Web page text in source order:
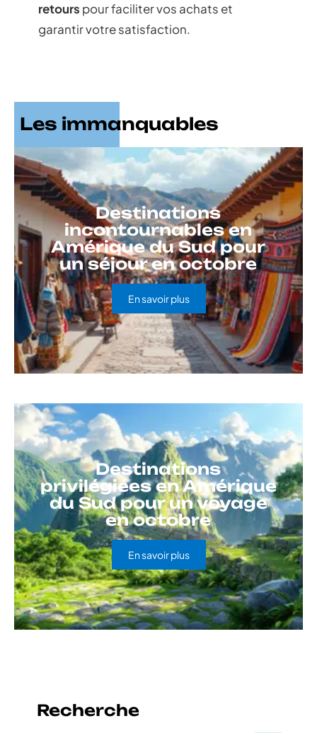
retours pour faciliter vos achats et
garantir votre satisfaction.
Les immanquables
Destinations
incontournables en
Amérique du Sud pour
un séjour en octobre
En savoir plus
Destinations
privilégiées en Amérique
du Sud pour un voyage
en octobre
En savoir plus
Recherche